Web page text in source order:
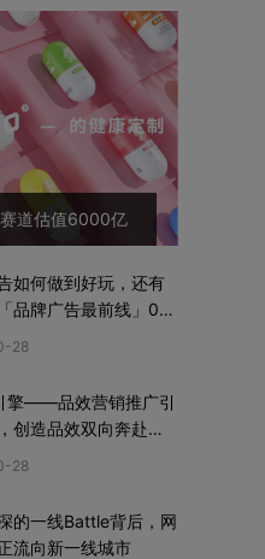
道估值6000亿
如何做到好玩，还有
品牌广告最前线」02
28
擎——品效营销推广引
创造品效双向奔赴新
28
的一线Battle背后，网
流向新一线城市